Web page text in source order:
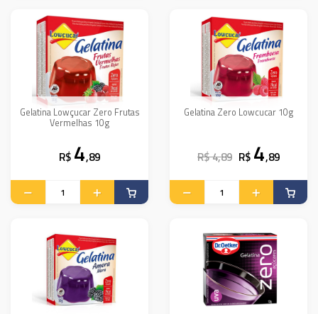
Gelatina Lowçucar Zero Frutas
Vermelhas 10g
R$ 4,89
Gelatina Zero Lowcucar 10g
R$ 4,89 R$ 4,89